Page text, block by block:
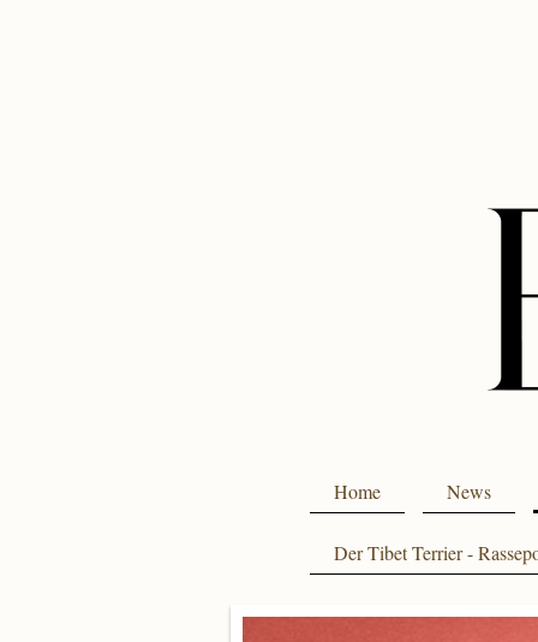
Home News
Der Tibet Terrier -